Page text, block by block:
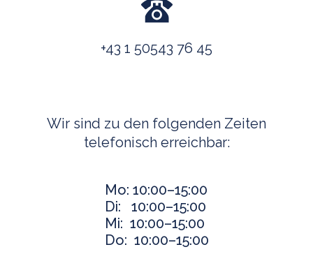
+43 1 50543 76 45
Wir sind zu den folgenden Zeiten
telefonisch erreichbar:
Mo: 10:00–15:00
Di: 10:00–15:00
Mi: 10:00–15:00
Do: 10:00–15:00